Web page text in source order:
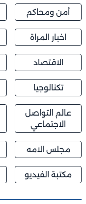
أمن ومحاكم
اخبار المراة
الاقتصاد
تكنالوجيا
عالم التواصل
الاجتماعي
مجلس الامه
مكتبة الفيديو